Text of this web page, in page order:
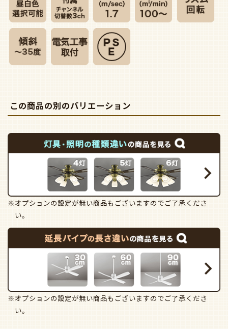
この商品の別のバリエーション
※オプションの設定が無い商品もございますのでご了承くださ
い。
※オプションの設定が無い商品もございますのでご了承くださ
い。